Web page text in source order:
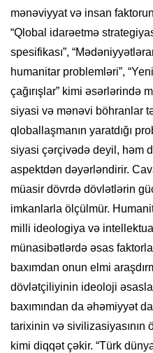
mənəviyyat və insan
“Qlobal idarəetmə
spesifikası”,
humanitar problemləri”,
çağırışlar” kimi əsərlərində
siyasi və mənəvi böhranlar
qloballaşmanın yaratdığı
siyasi çərçivədə deyil, həm
aspektdən dəyərləndirir.
müasir dövrdə dövlətlərin
imkanlarla ölçülmür.
milli ideologiya və
münasibətlərdə əsas
baxımdan onun elmi
dövlətçiliyinin ideoloji
baxımından da əhəmiyyət
tarixinin və
kimi diqqət çəkir. “Türk